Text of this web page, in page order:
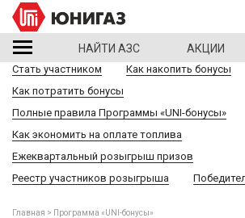
НАЙТИ АЗС АКЦИИ
Стать участником
Как накопить бонусы
Как потратить бонусы
Полные правила Программы «UNI-бонусы»
Как экономить на оплате топлива
Ежеквартальный розыгрыш призов
Реестр участников розыгрыша
Главная
Программа «UNI-бонусы»